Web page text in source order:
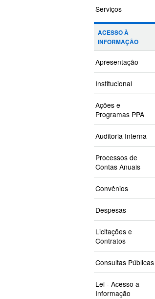
Serviços
ACESSO À
INFORMAÇÃO
Apresentação
Institucional
Ações e
Programas PPA
Auditoria Interna
Processos de
Contas Anuais
Convênios
Despesas
Licitações e
Contratos
Consultas Públicas
Lei - Acesso a
Informação